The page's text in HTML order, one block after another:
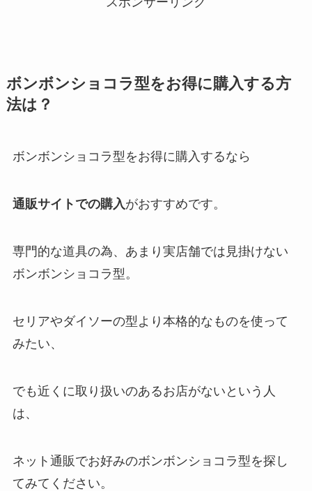
ボンボンショコラ型をお得に購入する方
法は？
ボンボンショコラ型をお得に購入するなら
通販サイトでの購入がおすすめです。
専門的な道具の為、あまり実店舗では見掛けない
ボンボンショコラ型。
セリアやダイソーの型より本格的なものを使って
みたい、
でも近くに取り扱いのあるお店がないという人
は、
ネット通販でお好みのボンボンショコラ型を探し
てみてください。